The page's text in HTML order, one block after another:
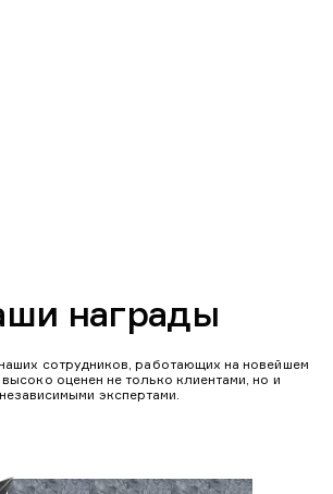
награды
сотрудников, работающих на новейшем
оценен не только клиентами, но и
независимыми экспертами.